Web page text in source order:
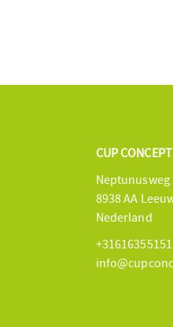
CUP
Neptunusweg
8938 AA
Nederland
+31616355151